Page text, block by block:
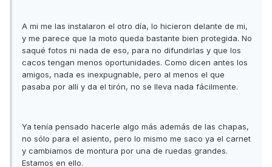
A mi me las instalaron el otro día, lo hicieron delante de mi,
y me parece que la moto queda bastante bien protegida. No
saqué fotos ni nada de eso, para no difundirlas y que los
cacos tengan menos oportunidades. Como dicen antes los
amigos, nada es inexpugnable, pero al menos el que
pasaba por allí y da el tirón, no se lleva nada fácilmente.
Ya tenía pensado hacerle algo más además de las chapas,
no sólo para el asiento, pero lo mismo me saco ya el carnet
y cambiamos de montura por una de ruedas grandes.
Estamos en ello.